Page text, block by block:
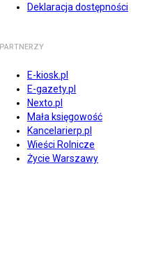
Deklaracja dostępności
PARTNERZY
E-kiosk.pl
E-gazety.pl
Nexto.pl
Mała księgowość
Kancelarierp.pl
Wieści Rolnicze
Życie Warszawy